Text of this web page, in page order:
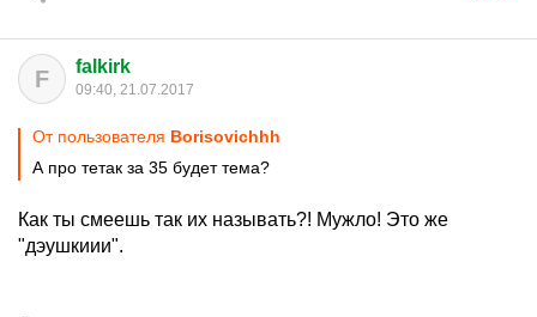
F falkirk
09:40, 21.07.2017
От пользователя Borisovichhh
А про тетак за 35 будет тема?
Как ты смеешь так их называть?! Мужло! Это же
"дэушкиии".